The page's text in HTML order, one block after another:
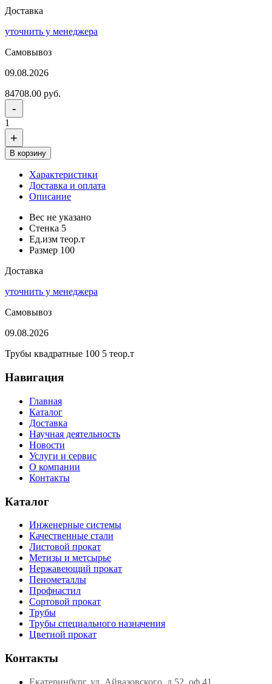
Доставка
уточнить у менеджера
Самовывоз
09.08.2026
84708.00 руб.
-
1
+
В корзину
Характеристики
Доставка и оплата
Описание
Вес не указано
Стенка 5
Ед.изм теор.т
Размер 100
Доставка
уточнить у менеджера
Самовывоз
09.08.2026
Трубы квадратные 100 5 теор.т
Навигация
Главная
Каталог
Доставка
Научная деятельность
Новости
Услуги и сервис
О компании
Контакты
Каталог
Инженерные системы
Качественные стали
Листовой прокат
Метизы и метсырье
Нержавеющий прокат
Пенометаллы
Профнастил
Сортовой прокат
Трубы
Трубы специального назначения
Цветной прокат
Контакты
Екатеринбург, ул. Айвазовского, д.52, оф.41